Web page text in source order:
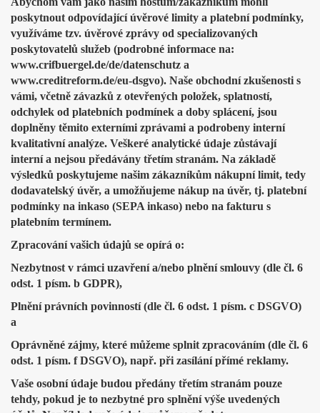
poskytnout odpovídající úvěrové limity a platební podmínky,
využíváme tzv. úvěrové zprávy od specializovaných
poskytovatelů služeb (podrobné informace na:
www.crifbuergel.de/de/datenschutz a
www.creditreform.de/eu-dsgvo). Naše obchodní zkušenosti s
vámi, včetně závazků z otevřených položek, splatností,
odchylek od platebních podmínek a doby splácení, jsou
doplněny těmito externími zprávami a podrobeny interní
kvalitativní analýze. Veškeré analytické údaje zůstávají
interní a nejsou předávány třetím stranám. Na základě
výsledků poskytujeme našim zákazníkům nákupní limit, tedy
dodavatelský úvěr, a umožňujeme nákup na úvěr, tj. platební
podmínky na inkaso (SEPA inkaso) nebo na fakturu s
platebním termínem.
Zpracování vašich údajů se opírá o:
Nezbytnost v rámci uzavření a/nebo plnění smlouvy (dle čl. 6
odst. 1 písm. b GDPR),
Plnění právních povinností (dle čl. 6 odst. 1 písm. c DSGVO)
a
Oprávněné zájmy, které můžeme splnit zpracováním (dle čl. 6
odst. 1 písm. f DSGVO), např. při zasílání přímé reklamy.
Vaše osobní údaje budou předány třetím stranám pouze
tehdy, pokud je to nezbytné pro splnění výše uvedených